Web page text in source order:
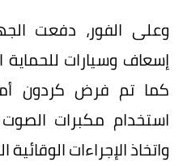
إسعاف وسيارات للحماية
كما تم فرض كردون
استخدام مكبرات الصوت
واتخاذ الإجراءات الوقائية